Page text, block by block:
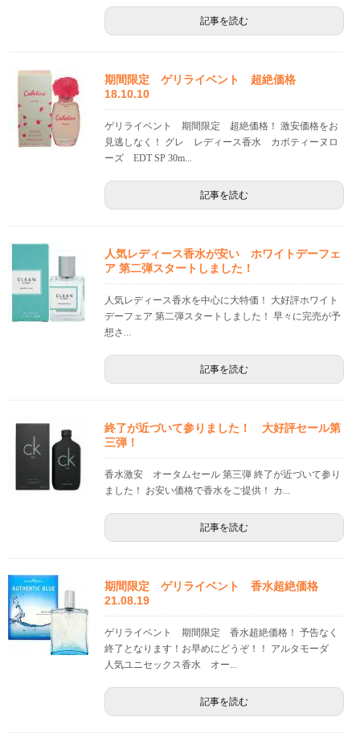
記事を読む
期間限定 ゲリライベント 超絶価格
18.10.10
ゲリライベント 期間限定 超絶価格！ 激安価格をお
見逃しなく！ グレ レディース香水 カボティーヌロ
ーズ EDT SP 30m...
記事を読む
人気レディース香水が安い ホワイトデーフェ
ア 第二弾スタートしました！
人気レディース香水を中心に大特価！ 大好評ホワイト
デーフェア 第二弾スタートしました！ 早々に完売が予
想さ...
記事を読む
終了が近づいて参りました！ 大好評セール第
三弾！
香水激安 オータムセール 第三弾 終了が近づいて参り
ました！ お安い価格で香水をご提供！ カ...
記事を読む
期間限定 ゲリライベント 香水超絶価格
21.08.19
ゲリライベント 期間限定 香水超絶価格！ 予告なく
終了となります！お早めにどうぞ！！ アルタモーダ
人気ユニセックス香水 オー...
記事を読む